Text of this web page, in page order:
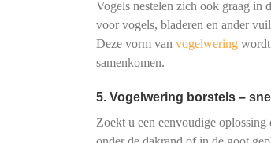
Vogels nestelen zich ook graag in
voor vogels, bladeren en ander
Deze vorm van vogelweringwordt
samenkomen.
5. Vogelwering borstels –
Zoekt u een eenvoudige